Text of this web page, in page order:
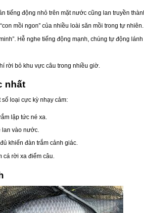
tiếng động nhỏ trên mặt nước cũng lan truyền
mồi ngon” của nhiều loài săn mồi trong tự
Hễ nghe tiếng động mạnh, chúng tự động
rời bỏ khu vực câu trong nhiều giờ.
nhất
loại cực kỳ nhạy cảm:
lập tức né xa.
lan vào nước.
khiến đàn trắm cảnh giác.
rời xa điểm câu.